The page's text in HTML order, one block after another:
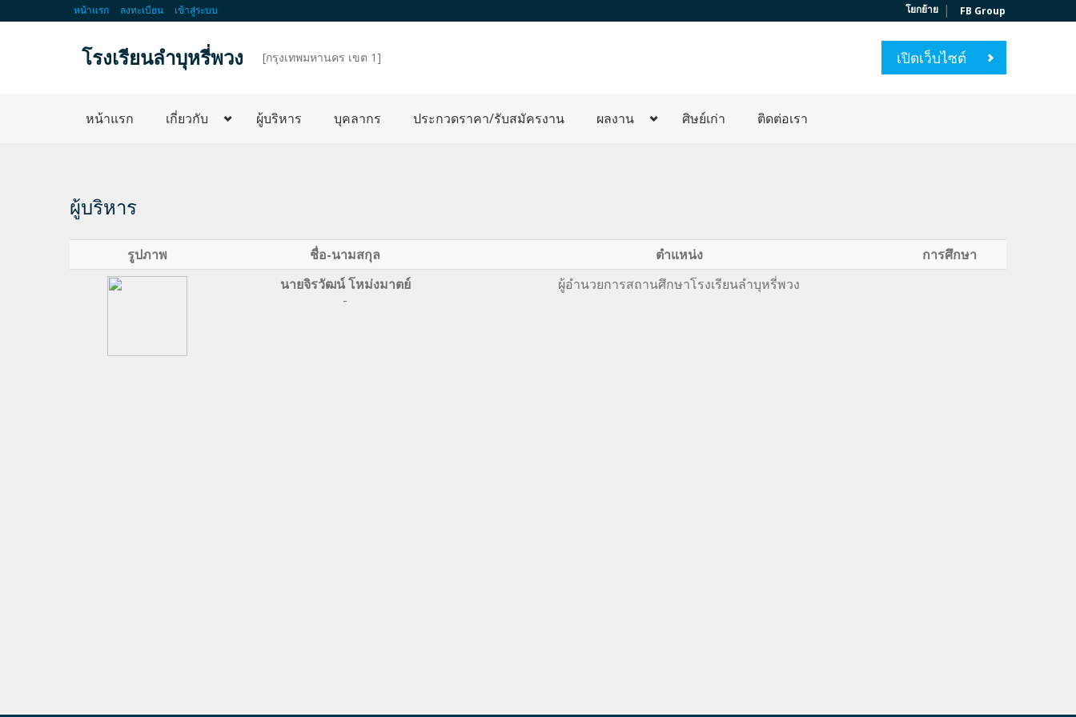
หน้าแรก ลงทะเบียน เข้าสู่ระบบ โยกย้าย | FB Group
โรงเรียนลำบุหรี่พวง [กรุงเทพมหานคร เขต 1] เปิดเว็บไซต์
หน้าแรก เกี่ยวกับ ผู้บริหาร บุคลากร ประกวดราคา/รับสมัครงาน ผลงาน ศิษย์เก่า ติดต่อเรา
ผู้บริหาร
รูปภาพ ชื่อ-นามสกุล ตำแหน่ง
การศึกษา
นายจิรวัฒน์ โหม่งมาตย์
-
ผู้อำนวยการสถานศึกษาโรงเรียนลำบุหรี่พวง